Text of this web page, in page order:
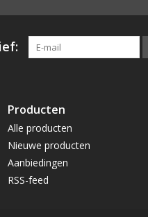
Producten
Alle producten
Nieuwe producten
Aanbiedingen
RSS-feed